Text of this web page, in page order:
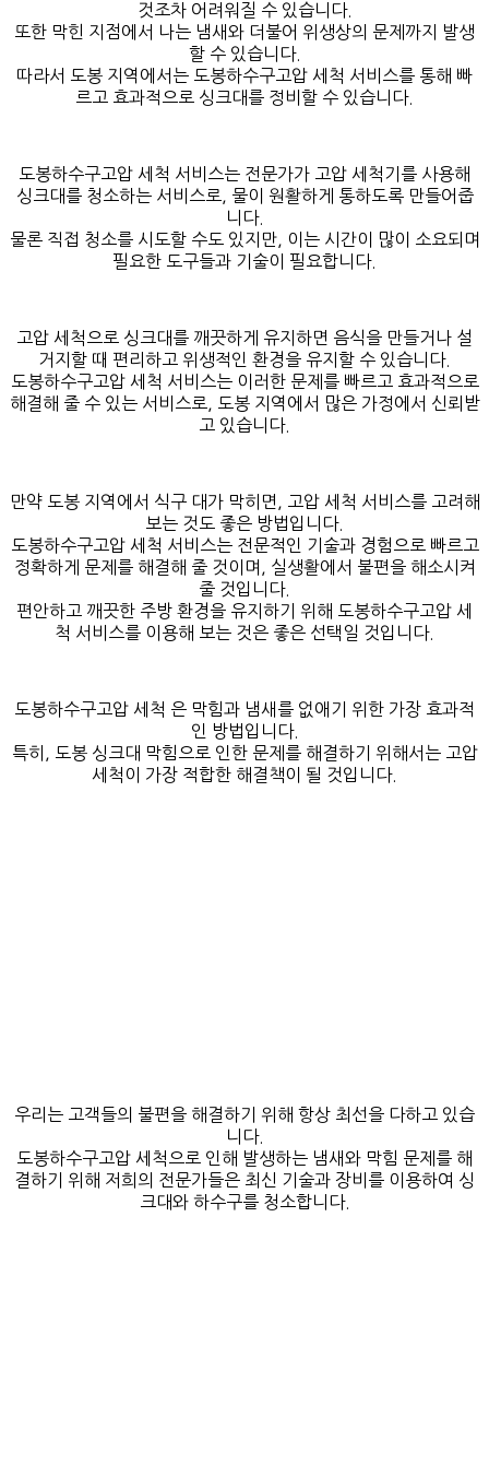
것조차 어려워질 수 있습니다.
또한 막힌 지점에서 나는 냄새와 더불어 위생상의 문제까지 발생
할 수 있습니다.
따라서 도봉 지역에서는 도봉하수구고압 세척 서비스를 통해 빠
르고 효과적으로 싱크대를 정비할 수 있습니다.
도봉하수구고압 세척 서비스는 전문가가 고압 세척기를 사용해
싱크대를 청소하는 서비스로, 물이 원활하게 통하도록 만들어줍
니다.
물론 직접 청소를 시도할 수도 있지만, 이는 시간이 많이 소요되며
필요한 도구들과 기술이 필요합니다.
고압 세척으로 싱크대를 깨끗하게 유지하면 음식을 만들거나 설
거지할 때 편리하고 위생적인 환경을 유지할 수 있습니다.
도봉하수구고압 세척 서비스는 이러한 문제를 빠르고 효과적으로
해결해 줄 수 있는 서비스로, 도봉 지역에서 많은 가정에서 신뢰받
고 있습니다.
만약 도봉 지역에서 식구 대가 막히면, 고압 세척 서비스를 고려해
보는 것도 좋은 방법입니다.
도봉하수구고압 세척 서비스는 전문적인 기술과 경험으로 빠르고
정확하게 문제를 해결해 줄 것이며, 실생활에서 불편을 해소시켜
줄 것입니다.
편안하고 깨끗한 주방 환경을 유지하기 위해 도봉하수구고압 세
척 서비스를 이용해 보는 것은 좋은 선택일 것입니다.
도봉하수구고압 세척 은 막힘과 냄새를 없애기 위한 가장 효과적
인 방법입니다.
특히, 도봉 싱크대 막힘으로 인한 문제를 해결하기 위해서는 고압
세척이 가장 적합한 해결책이 될 것입니다.
우리는 고객들의 불편을 해결하기 위해 항상 최선을 다하고 있습
니다.
도봉하수구고압 세척으로 인해 발생하는 냄새와 막힘 문제를 해
결하기 위해 저희의 전문가들은 최신 기술과 장비를 이용하여 싱
크대와 하수구를 청소합니다.